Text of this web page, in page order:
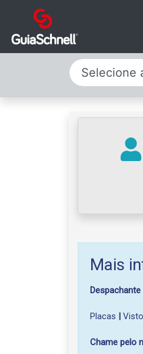
Selecione a
Mais
Placas |
Chame pelo